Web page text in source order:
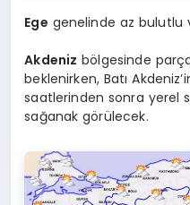
Ege genelinde az bulutlu
Akdeniz bölgesinde
beklenirken, Batı
saatlerinden sonra yerel
sağanak görülecek.